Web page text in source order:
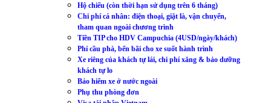
Hộ chiếu (còn thời hạn sử dụng trên 6 tháng)
Chi phí cá nhân: điện thoại, giặt là, vận chuyển,
tham quan ngoài chương trình
Tiền TIP cho HDV Campuchia (4USD/ngày/khách)
Phí cầu phà, bến bãi cho xe suốt hành trình
Xe riêng của khách tự lái, chi phí xăng & bảo dưỡng
khách tự lo
Bảo hiểm xe ở nước ngoài
Phụ thu phòng đơn